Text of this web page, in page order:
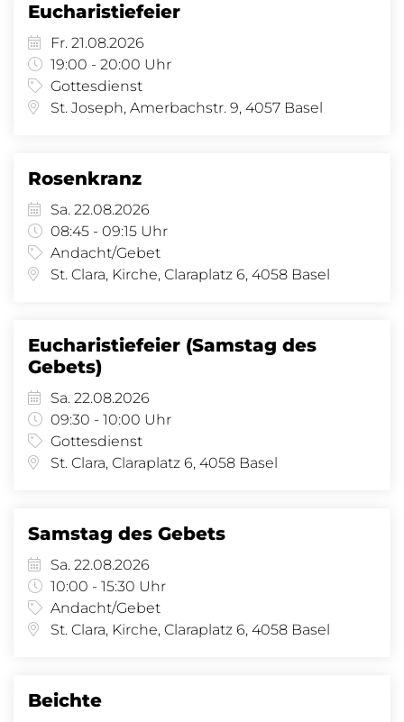
Eucharistiefeier
Fr. 21.08.2026
19:00 - 20:00 Uhr
Gottesdienst
St. Joseph, Amerbachstr. 9, 4057 Basel
Rosenkranz
Sa. 22.08.2026
08:45 - 09:15 Uhr
Andacht/Gebet
St. Clara, Kirche, Claraplatz 6, 4058 Basel
Eucharistiefeier (Samstag des
Gebets)
Sa. 22.08.2026
09:30 - 10:00 Uhr
Gottesdienst
St. Clara, Claraplatz 6, 4058 Basel
Samstag des Gebets
Sa. 22.08.2026
10:00 - 15:30 Uhr
Andacht/Gebet
St. Clara, Kirche, Claraplatz 6, 4058 Basel
Beichte